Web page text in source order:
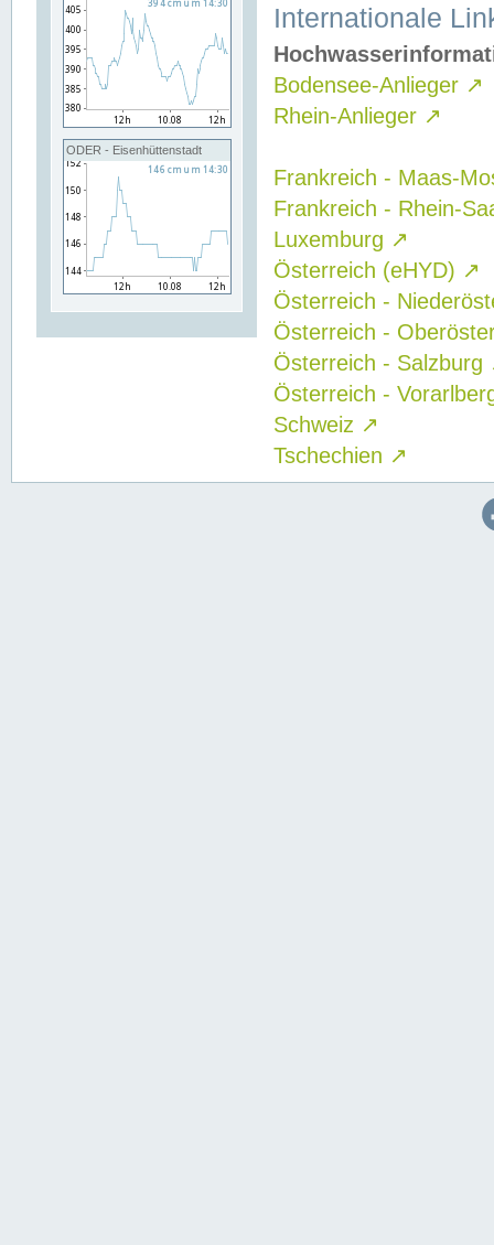
ODER - Eisenhüttenstadt
Internationale
Bodensee-Anlieger ↗
Rhein-Anlieger ↗
Frankreich - Maas-
Frankreich - Rhein-
Luxemburg ↗
Österreich (eHYD) ↗
Österreich -
Österreich -
Österreich - Salzburg
Österreich -
Schweiz ↗
Tschechien ↗